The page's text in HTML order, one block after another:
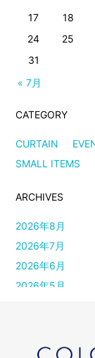
« 7月
17
18
24
25
31
CATEGORY
CURTAIN
SMALL ITEMS
ARCHIVES
2026年8月
2026年7月
2026年6月
2026年5月
2026年2月